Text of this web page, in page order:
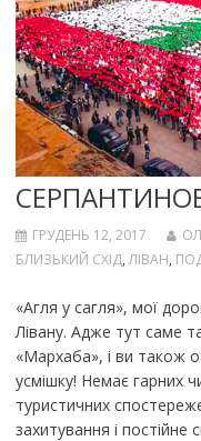
ГРУДЕНЬ 12, 2017
БЛИЗЬКИЙ СХІД,ЛІВАН,
«Агля у сагля», мої
Лівану. Адже тут саме
«Мархаба», і ви також
усмішку! Немає гарних
туристичних
захитування і постійне